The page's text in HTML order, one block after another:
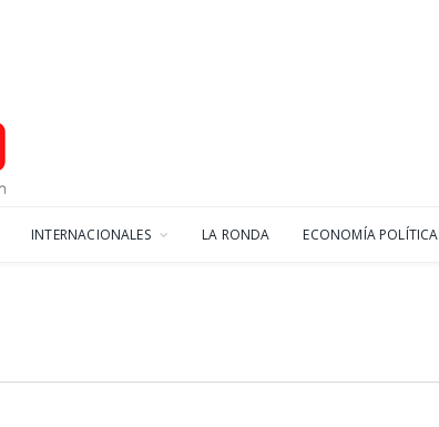
INTERNACIONALES LA RONDA ECONOMÍA POLÍTICA